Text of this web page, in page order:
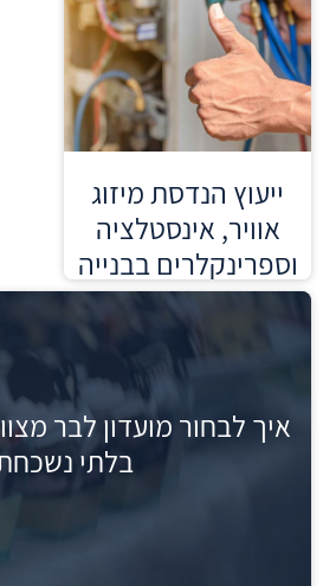
קרא עוד »
ייעוץ הנדסת מיזוג
אוויר, אינסטלציה
וספרינקלרים בבנייה
מודולרית ומתועשת
איך לבחור מועדון לבר
בלתי